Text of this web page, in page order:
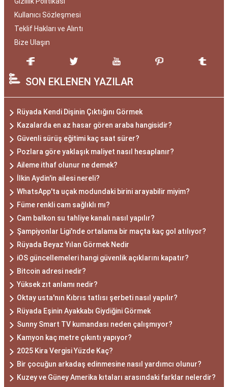
Kullanıcı Sözleşmesi
Teklif Hakları ve Alıntı
Bize Ulaşın
SON EKLENEN YAZILAR
Rüyada Kendi Dişinin Çıktığını Görmek
Kazalarda en az hasar gören araba hangisidir?
Güvenli sürüş eğitimi kaç saat sürer?
Pozlara göre yaklaşık maliyet nasıl hesaplanır?
Aileme ithaf olunur ne demek?
İlkin Aydin'in ailesi nereli?
WhatsApp'ta uçak modundaki birini arayabilir miyim?
Füme renkli cam sağlıklı mı?
Cam balkon su tahliye kanalı nasıl yapılır?
Şampiyonlar Ligi'nde ortalama bir maçta kaç gol atılıyor?
Rüyada Beyaz Yılan Görmek Nedir
iOS güncellemeleri hangi güvenlik açıklarını kapatır?
Bitcoin adresi nedir?
Yüksek zıt anlamı nedir?
Oktay usta'nın Kıbrıs tatlısı şerbeti nasıl yapılır?
Rüyada Eşinin Ayakkabı Giydiğini Görmek
Sunny Smart TV kumandası neden çalışmıyor?
Kamyon kaç metre çıkıntı yapıyor?
2025 Kira Vergisi Yüzde Kaç?
Bir çocuğun arkadaş edinmesine nasıl yardımcı olunur?
Kuzey ve Güney Amerika kıtaları arasındaki farklar nelerdir?